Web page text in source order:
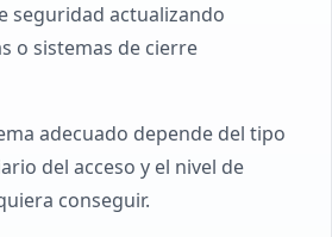
seguridad actualizando
o sistemas de cierre
adecuado depende del tipo
del acceso y el nivel de
conseguir.